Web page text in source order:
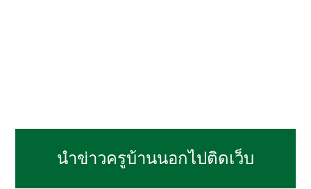
นำข่าวครูบ้านนอกไปติดเว็บ